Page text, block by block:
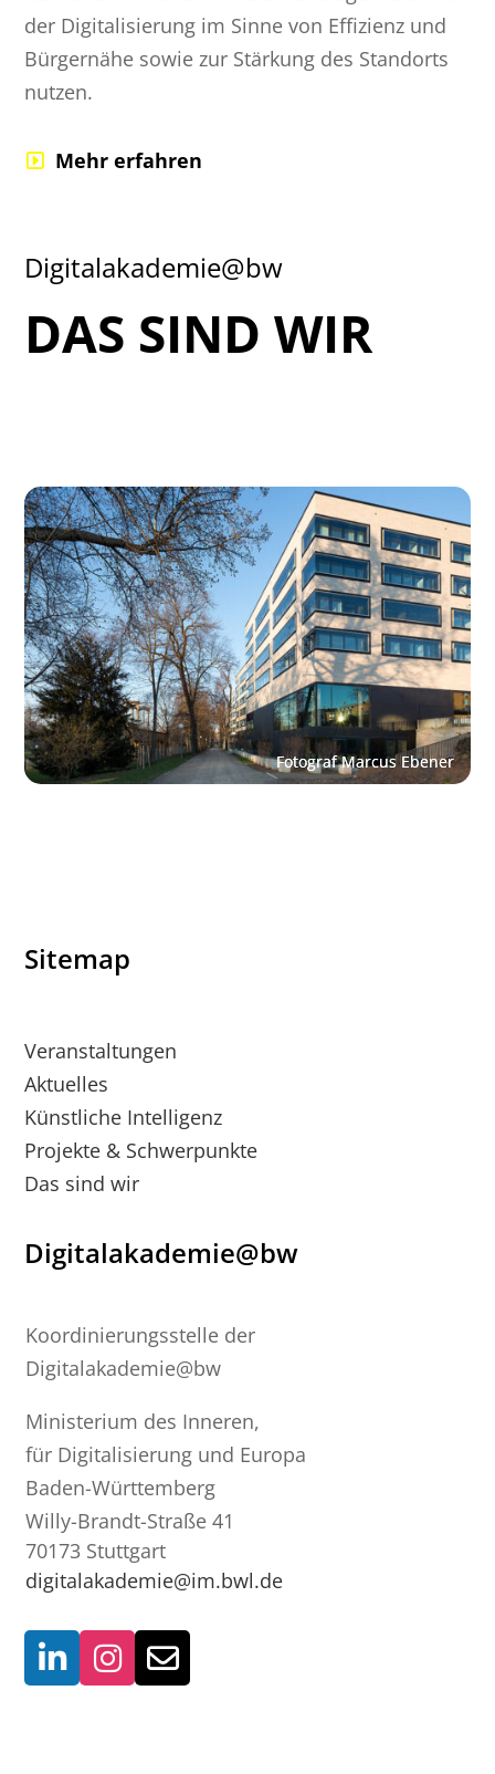
der Digitalisierung im Sinne von Effizienz und
Bürgernähe sowie zur Stärkung des Standorts
nutzen.
Mehr erfahren
Digitalakademie@bw
DAS SIND WIR
Sitemap
Veranstaltungen
Aktuelles
Künstliche Intelligenz
Projekte & Schwerpunkte
Das sind wir
Digitalakademie@bw
Koordinierungsstelle der
Digitalakademie@bw
Ministerium des Inneren,
für Digitalisierung und Europa
Baden-Württemberg
Willy-Brandt-Straße 41
70173 Stuttgart
digitalakademie@im.bwl.de